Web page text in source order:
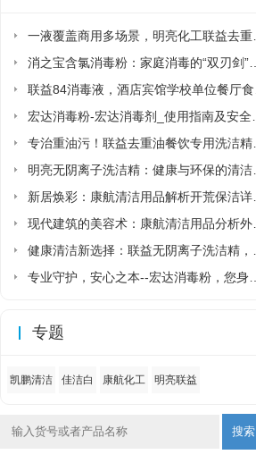
专题
凯鹏清洁 佳洁白 康航化工 明亮联益
搜索